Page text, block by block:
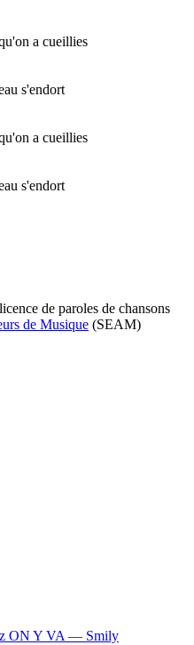
a cueillies
s'endort
a cueillies
s'endort
de paroles de chansons
de Musique (SEAM)
ON Y VA — Smily